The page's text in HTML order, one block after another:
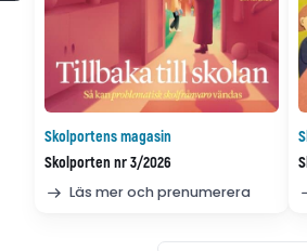
Skolportens magasin
Skolporten nr 3/2026
Läs mer och prenumerera